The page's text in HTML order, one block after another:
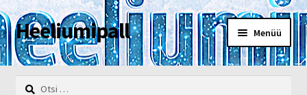
Liigu
navigeerimisele
Liigu
sisu
juurde
Heeliumipall Menüü
Esileht
Otsi: